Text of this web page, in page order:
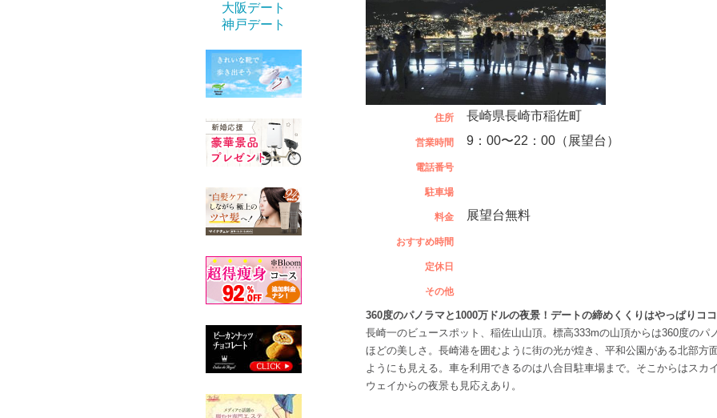
大阪デート
神戸デート
住所 長崎県長崎市稲佐町
営業時間 9：00〜22：00（展望台）
電話番号
駐車場
料金 展望台無料
おすすめ時間
定休日
その他
360度のパノラマと1000万ドルの夜景！デートの締めくくりはやっぱりココ
長崎一のビュースポット、稲佐山山頂。標高333mの山頂からは360度のパ
ほどの美しさ。長崎港を囲むように街の光が煌き、平和公園がある北部方
ようにも見える。車を利用できるのは八合目駐車場まで。そこからはスカ
ウェイからの夜景も見応えあり。